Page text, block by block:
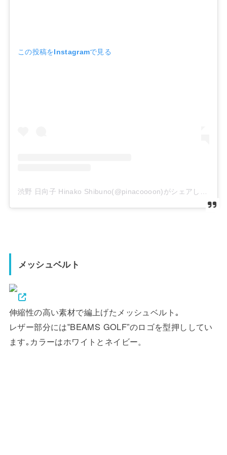
この投稿をInstagramで見る
渋野 日向子 Hinako Shibuno(@pinacoooon)がシェアした投稿
メッシュベルト
伸縮性の高い素材で編上げたメッシュベルト｡
レザー部分には‟BEAMS GOLF”のロゴを型押ししてい
ます｡カラーはホワイトとネイビー。